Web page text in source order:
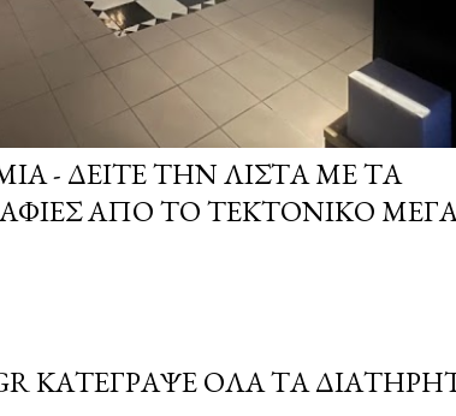
- ΔΕΊΤΕ ΤΗΝ ΛΊΣΤΑ ΜΕ ΤΑ
ΑΠΌ ΤΟ ΤΕΚΤΟΝΙΚΌ
ΚΑΤΈΓΡΑΨΕ ΌΛΑ ΤΑ